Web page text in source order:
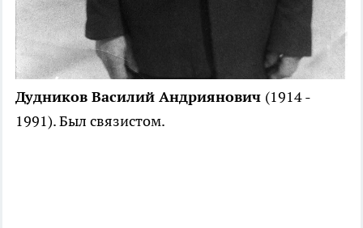
Дудников Василий Андриянович (1914 -
1991). Был связистом.